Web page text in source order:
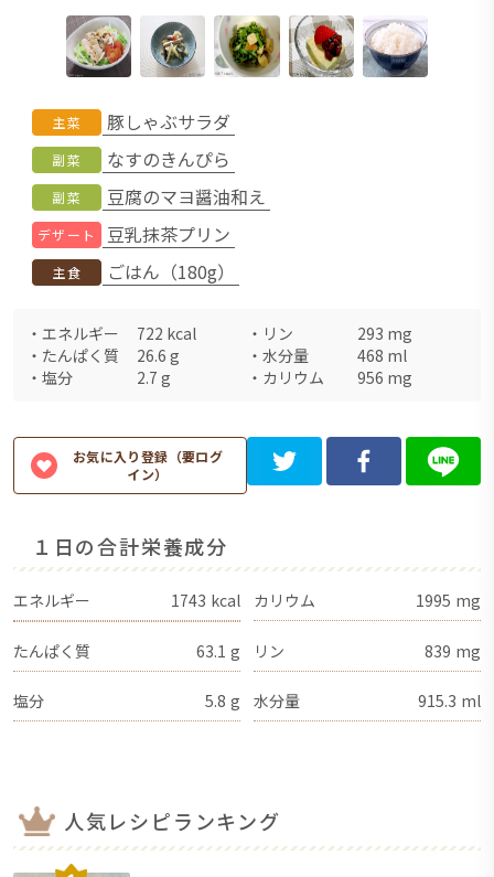
主菜 豚しゃぶサラダ
副菜 なすのきんぴら
副菜 豆腐のマヨ醤油和え
デザート 豆乳抹茶プリン
主食 ごはん（180g）
・ エネルギー 722 kcal ・ リン 293 mg
・ たんぱく質 26.6 g ・ 水分量 468 ml
・ 塩分 2.7 g ・ カリウム 956 mg
お気に入り登録（要ログ
イン）
１日の合計栄養成分
エネルギー 1743 kcal カリウム 1995 mg
たんぱく質 63.1 g リン 839 mg
塩分 5.8 g 水分量 915.3 ml
人気レシピランキング